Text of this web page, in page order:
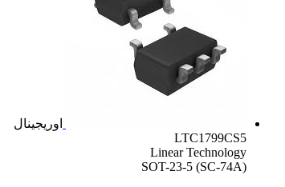
اوریجینال
LTC1799CS5
Linear Technology
SOT-23-5 (SC-74A)